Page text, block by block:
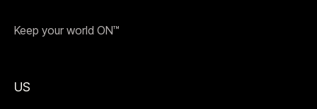
Keep your world ON™
US